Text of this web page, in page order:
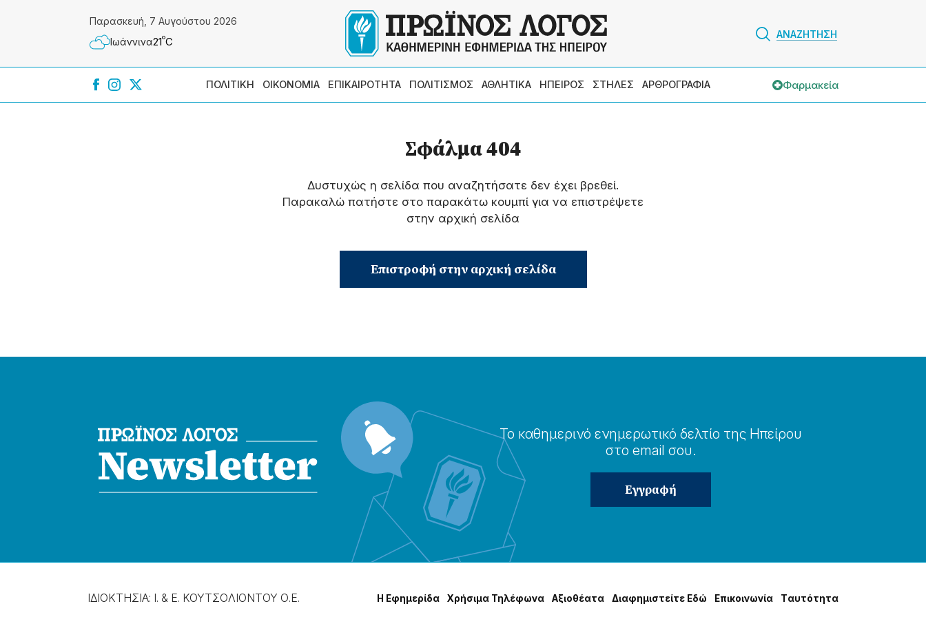
Παρασκευή, 7 Αυγούστου 2026
Ιωάννɩνα21ºC
ΑΝΑΖΗΤΗΣΗ
ΠΟΛΙΤΙΚΗ ΟΙΚΟΝΟΜΙΑ ΕΠΙΚΑΙΡΟΤΗΤΑ ΠΟΛΙΤΙΣΜΟΣ ΑΘΛΗΤΙΚΑ ΗΠΕΙΡΟΣ ΣΤΗΛΕΣ ΑΡΘΡΟΓΡΑΦΙΑ Φαρμακεία
Σφάλμα 404
Δυστυχώς η σελίδα που αναζητήσατε δεν έχει βρεθεί.
Παρακαλώ πατήστε στο παρακάτω κουμπί για να επιστρέψετε
στην αρχική σελίδα
Επιστροφή στην αρχική σελίδα
Το καθημερɩνό ενημερωτɩκό δελτίο της Ηπείρου
στο email σου.
ΙΔΙΟΚΤΗΣΙΑ: Ι. & Ε. ΚΟΥΤΣΟΛΙΟΝΤΟΥ Ο.Ε. Η Εφημερίδα Χρήσɩμα Τηλέφωνα Αξɩοθέατα Δɩαφημɩστείτε Εδώ Επɩκοɩνωνία Tαυτότητα